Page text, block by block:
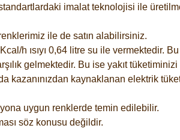
imalat teknolojisi ile
ile de satın alabilirsiniz.
h ısıyı 0,64 litre su ile vermektedir.
gelmektedir. Bu ise yakıt
kazanınızdan kaynaklanan elektrik
uygun renklerde temin edilebilir.
söz konusu değildir.